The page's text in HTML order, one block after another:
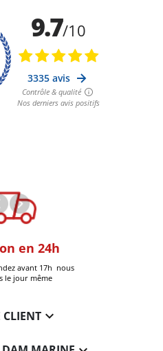
en 24h
avant 17h nous
le jour même
CLIENT